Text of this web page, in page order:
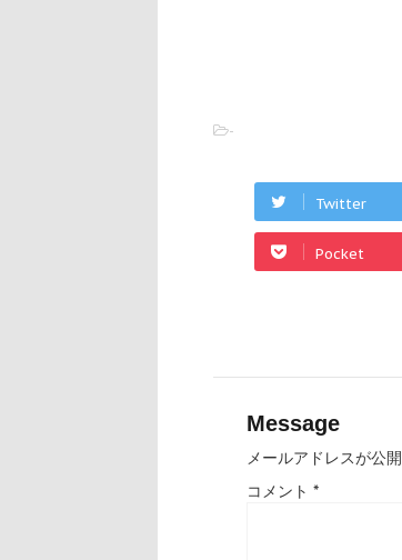
-
Twitter
Pocket
Message
メールアドレスが公
コメント *